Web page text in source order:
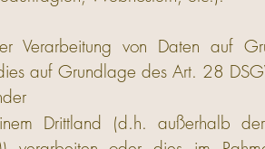
Verarbeitung von Daten auf
auf Grundlage des Art. 28
Drittland (d.h. außerhalb